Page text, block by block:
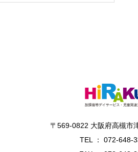
〒569-0822 大阪府高槻市
TEL ： 072-648-